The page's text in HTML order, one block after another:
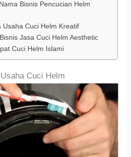
Bisnis Pencucian Helm
Usaha Cuci Helm Kreatif
Jasa Cuci Helm Aesthetic
Cuci Helm Islami
Cuci Helm